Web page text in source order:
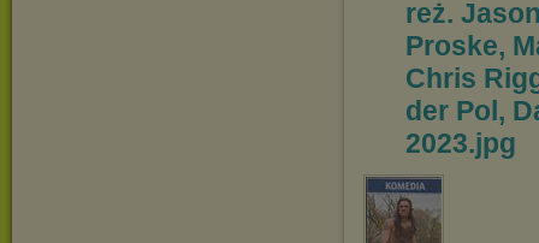
reż.
Proske,
Chris
der Pol,
2023.jpg